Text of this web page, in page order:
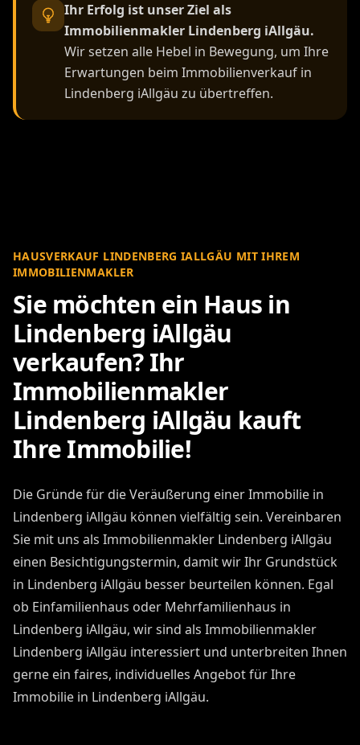
Ihr Erfolg ist unser Ziel als
Immobilienmakler Lindenberg iAllgäu.
Wir setzen alle Hebel in Bewegung, um Ihre
Erwartungen beim Immobilienverkauf in
Lindenberg iAllgäu zu übertreffen.
HAUSVERKAUF LINDENBERG IALLGÄU MIT IHREM
IMMOBILIENMAKLER
Sie möchten ein Haus in
Lindenberg iAllgäu
verkaufen? Ihr
Immobilienmakler
Lindenberg iAllgäu kauft
Ihre Immobilie!
Die Gründe für die Veräußerung einer Immobilie in
Lindenberg iAllgäu können vielfältig sein. Vereinbaren
Sie mit uns als Immobilienmakler Lindenberg iAllgäu
einen Besichtigungstermin, damit wir Ihr Grundstück
in Lindenberg iAllgäu besser beurteilen können. Egal
ob Einfamilienhaus oder Mehrfamilienhaus in
Lindenberg iAllgäu, wir sind als Immobilienmakler
Lindenberg iAllgäu interessiert und unterbreiten Ihnen
gerne ein faires, individuelles Angebot für Ihre
Immobilie in Lindenberg iAllgäu.